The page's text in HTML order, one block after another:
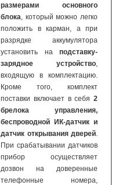
размерами основного
блока , который можно легко
положить в карман, а при
разрядке аккумулятора
установить на
подставку-
зарядное устройство
входящую в комплектацию.
Кроме того, комплект
поставки включает в себя 2
брелока управления,
беспроводной ИК-датчик и
датчик открывания дверей
При срабатывании датчиков
прибор осуществляет
дозвон на доверенные
телефонные номера,